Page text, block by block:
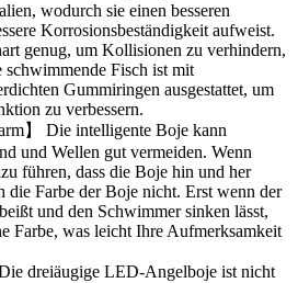
wodurch sie einen besseren
Korrosionsbeständigkeit aufweist.
genug, um Kollisionen zu verhindern,
schwimmende Fisch ist mit
Gummiringen ausgestattet, um
zu verbessern.
】 Die intelligente Boje kann
und Wellen gut vermeiden. Wenn
führen, dass die Boje hin und her
die Farbe der Boje nicht. Erst wenn der
und den Schwimmer sinken lässt,
Farbe, was leicht Ihre Aufmerksamkeit
dreiäugige LED-Angelboje ist nicht